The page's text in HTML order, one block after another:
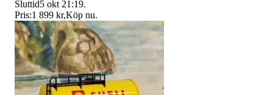
Sluttid5 okt 21:19.
Pris:1 899 kr,Köp nu.